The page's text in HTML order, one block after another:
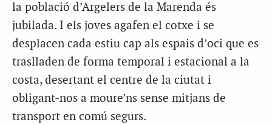
la població d’Argelers de la Marenda és
jubilada. I els joves agafen el cotxe i se
desplacen cada estiu cap als espais d’oci que es
traslladen de forma temporal i estacional a la
costa, desertant el centre de la ciutat i
obligant-nos a moure’ns sense mitjans de
transport en comú segurs.